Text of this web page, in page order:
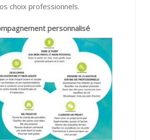
choix professionnels.
personnalisé